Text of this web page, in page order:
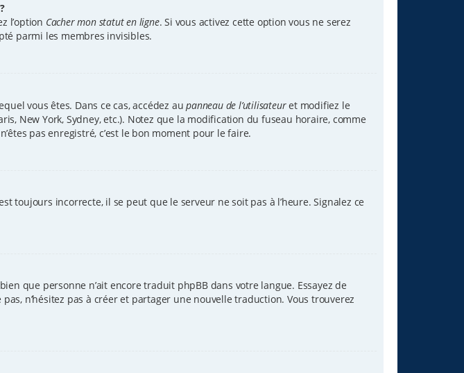
l’option Cacher mon statut en ligne. Si vous activez cette option vous ne serez
parmi les membres invisibles.
vous êtes. Dans ce cas, accédez aupanneau de l’utilisateuret modifiez le
New York, Sydney, etc.). Notez que la modification du fuseau horaire, comme
pas enregistré, c’est le bon moment pour le faire.
toujours incorrecte, il se peut que le serveur ne soit pas à l’heure. Signalez ce
que personne n’ait encore traduit phpBB dans votre langue. Essayez de
n’hésitez pas à créer et partager une nouvelle traduction. Vous trouverez